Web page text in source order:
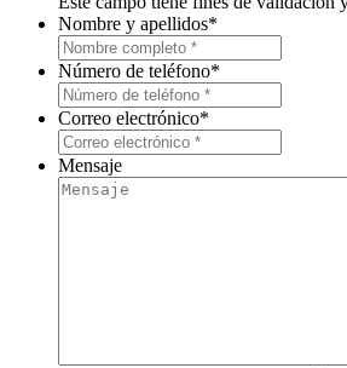
Nombre y apellidos*
Número de teléfono*
Correo electrónico*
Mensaje